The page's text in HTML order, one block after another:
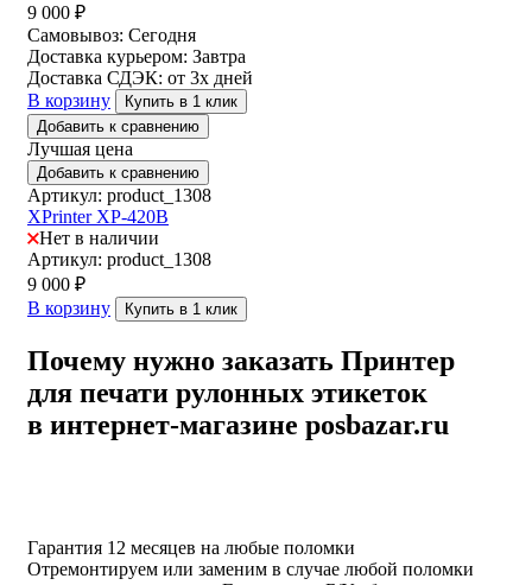
9 000 ₽
Самовывоз: Сегодня
Доставка курьером: Завтра
Доставка СДЭК: от 3х дней
В корзину
Купить в 1 клик
Добавить к сравнению
Лучшая цена
Добавить к сравнению
Артикул: product_1308
XPrinter XP-420B
Нет в наличии
Артикул: product_1308
9 000 ₽
В корзину
Купить в 1 клик
Почему нужно заказать Принтер
для печати рулонных этикеток
в интернет-магазине posbazar.ru
Гарантия 12 месяцев на любые поломки
Отремонтируем или заменим в случае любой поломки